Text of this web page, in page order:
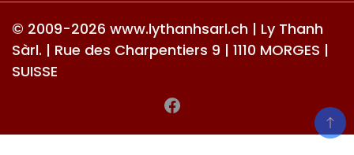
© 2009-2026 www.lythanhsarl.ch | Ly Thanh
Sàrl. | Rue des Charpentiers 9 | 1110 MORGES |
SUISSE